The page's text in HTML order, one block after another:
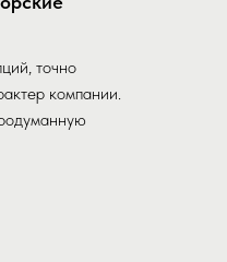
точно
компании.